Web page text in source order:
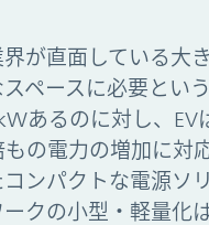
界が直面している大
ペースに必要とい
あるのに対し、
もの電力の増加に対
ンパクトな電源ソ
クの小型・軽量化